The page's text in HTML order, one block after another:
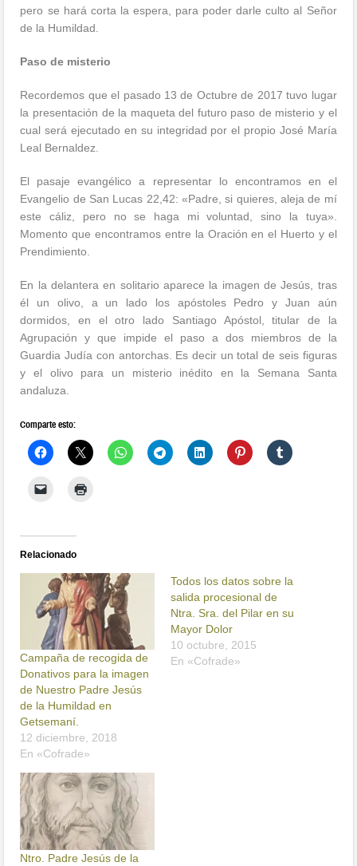
pero se hará corta la espera, para poder darle culto al Señor
de la Humildad.
Paso de misterio
Recordemos que el pasado 13 de Octubre de 2017 tuvo lugar
la presentación de la maqueta del futuro paso de misterio y el
cual será ejecutado en su integridad por el propio José María
Leal Bernaldez.
El pasaje evangélico a representar lo encontramos en el
Evangelio de San Lucas 22,42: «Padre, si quieres, aleja de mí
este cáliz, pero no se haga mi voluntad, sino la tuya».
Momento que encontramos entre la Oración en el Huerto y el
Prendimiento.
En la delantera en solitario aparece la imagen de Jesús, tras
él un olivo, a un lado los apóstoles Pedro y Juan aún
dormidos, en el otro lado Santiago Apóstol, titular de la
Agrupación y que impide el paso a dos miembros de la
Guardia Judía con antorchas. Es decir un total de seis figuras
y el olivo para un misterio inédito en la Semana Santa
andaluza.
Comparte esto:
Relacionado
Campaña de recogida de
Donativos para la imagen
de Nuestro Padre Jesús
de la Humildad en
Getsemaní.
12 diciembre, 2018
En «Cofrade»
Todos los datos sobre la
salida procesional de
Ntra. Sra. del Pilar en su
Mayor Dolor
10 octubre, 2015
En «Cofrade»
Ntro. Padre Jesús de la